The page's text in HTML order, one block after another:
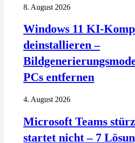
8. August 2026
Windows 11 KI-
deinstallieren –
PCs entfernen
4. August 2026
Microsoft Teams
startet nicht – 7